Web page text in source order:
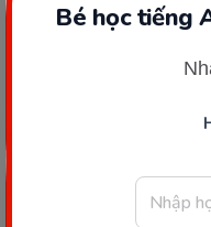
Bé học tiếng
Các Bài Viết